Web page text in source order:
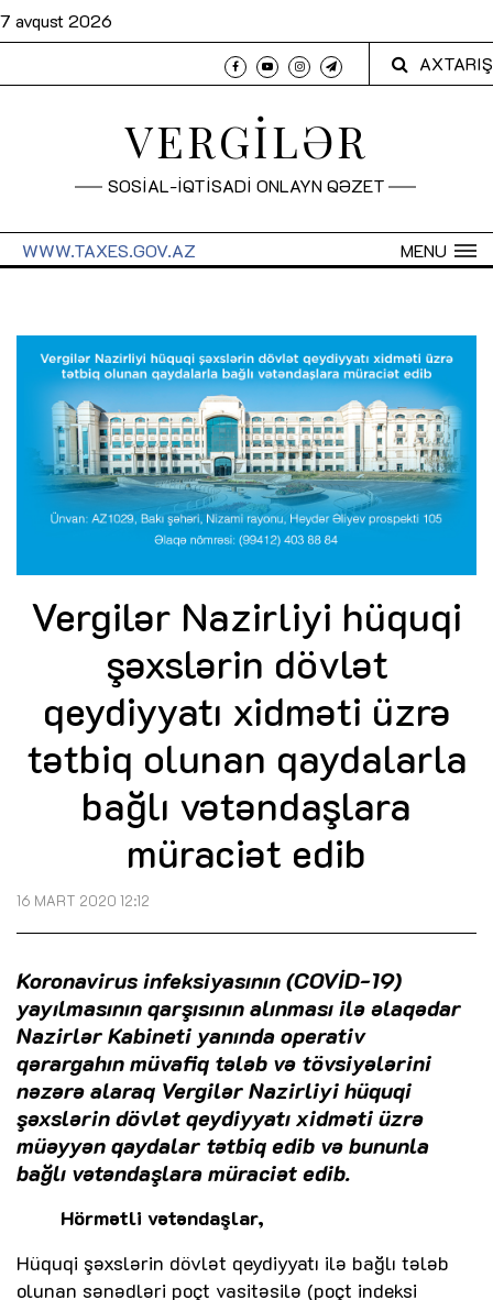
7 avqust 2026
AXTARIŞ
VERGİLƏR
SOSİAL-İQTİSADİ ONLAYN QƏZET
MENU
WWW.TAXES.GOV.AZ
Vergilər Nazirliyi hüquqi
şəxslərin dövlət
qeydiyyatı xidməti üzrə
tətbiq olunan qaydalarla
bağlı vətəndaşlara
müraciət edib
16 MART 2020 12:12
Koronavirus infeksiyasının (COVİD-19)
yayılmasının qarşısının alınması ilə əlaqədar
Nazirlər Kabineti yanında operativ
qərargahın müvafiq tələb və tövsiyələrini
nəzərə alaraq Vergilər Nazirliyi hüquqi
şəxslərin dövlət qeydiyyatı xidməti üzrə
müəyyən qaydalar tətbiq edib və bununla
bağlı vətəndaşlara müraciət edib.
Hörmətli vətəndaşlar,
Hüquqi şəxslərin dövlət qeydiyyatı ilə bağlı tələb
olunan sənədləri poçt vasitəsilə (poçt indeksi